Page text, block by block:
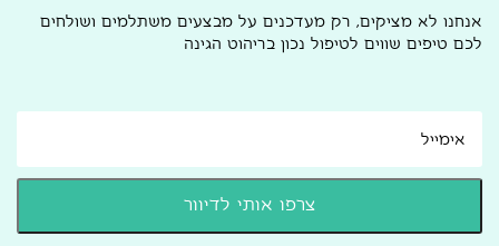
אנחנו לא מציקים, רק מעדכנים על מבצעים משתלמים ושולחים
לכם טיפים שווים לטיפול נכון בריהוט הגינה